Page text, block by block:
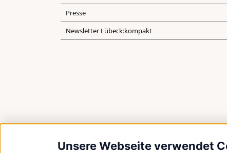
Unsere Webseite verwendet
Presse
Newsletter Lübeck:kompakt